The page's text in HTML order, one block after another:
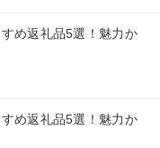
め返礼品5選！魅力か
め返礼品5選！魅力か